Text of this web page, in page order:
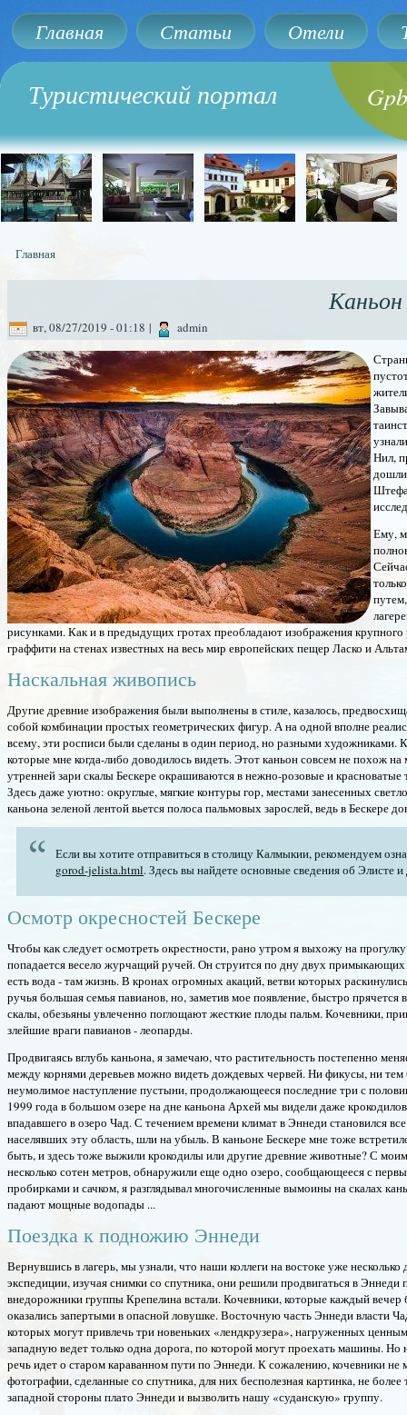
Главная Статьи Отели
Туристический портал
Вы здесь
Главная
Каньон
вт, 08/27/2019 - 01:18 |
admin
Нил,
дошли
Ему,
рисунками. Как и в предыдущих гротах преобладают изображения
граффити на стенах известных на весь мир европейских пещер Ласко и
Наскальная живопись
Другие древние изображения были выполнены в стиле, казалось,
собой комбинации простых геометрических фигур. А на одной вполне
всему, эти росписи были сделаны в один период, но разными художниками.
которые мне когда-либо доводилось видеть. Этот каньон совсем не похож
утренней зари скалы Бескере окрашиваются в нежно-розовые и
Здесь даже уютно: округлые, мягкие контуры гор, местами занесенных
каньона зеленой лентой вьется полоса пальмовых зарослей, ведь в Бескере
Если вы хотите отправиться в столицу Калмыкии, рекомендуем
gorod-jelista.html. Здесь вы найдете основные сведения об Элисте
Осмотр окресностей Бескере
Чтобы как следует осмотреть окрестности, рано утром я выхожу на
попадается весело журчащий ручей. Он струится по дну двух примыкающих
есть вода - там жизнь. В кронах огромных акаций, ветви которых
ручья большая семья павианов, но, заметив мое появление, быстро
скалы, обезьяны увлеченно поглощают жесткие плоды пальм. Кочевники,
злейшие враги павианов - леопарды.
Продвигаясь вглубь каньона, я замечаю, что растительность постепенно
между корнями деревьев можно видеть дождевых червей. Ни фикусы, ни тем
неумолимое наступление пустыни, продолжающееся последние три с
1999 года в большом озере на дне каньона Архей мы видели даже
впадавшего в озеро Чад. С течением времени климат в Эннеди становился
населявших эту область, шли на убыль. В каньоне Бескере мне тоже
быть, и здесь тоже выжили крокодилы или другие древние животные? С
несколько сотен метров, обнаружили еще одно озеро, сообщающееся с
пробирками и сачком, я разглядывал многочисленные вымоины на скалах
падают мощные водопады ...
Поездка к подножию Эннеди
Вернувшись в лагерь, мы узнали, что наши коллеги на востоке уже
экспедиции, изучая снимки со спутника, они решили продвигаться в Эннеди
внедорожники группы Крепелина встали. Кочевники, которые каждый
оказались запертыми в опасной ловушке. Восточную часть Эннеди власти
которых могут привлечь три новеньких «лендкрузера», нагруженных
западную ведет только одна дорога, по которой могут проехать машины.
речь идет о старом караванном пути по Эннеди. К сожалению, кочевники не
фотографии, сделанные со спутника, для них бесполезная картинка, не
западной стороны плато Эннеди и вызволить нашу «суданскую» группу.